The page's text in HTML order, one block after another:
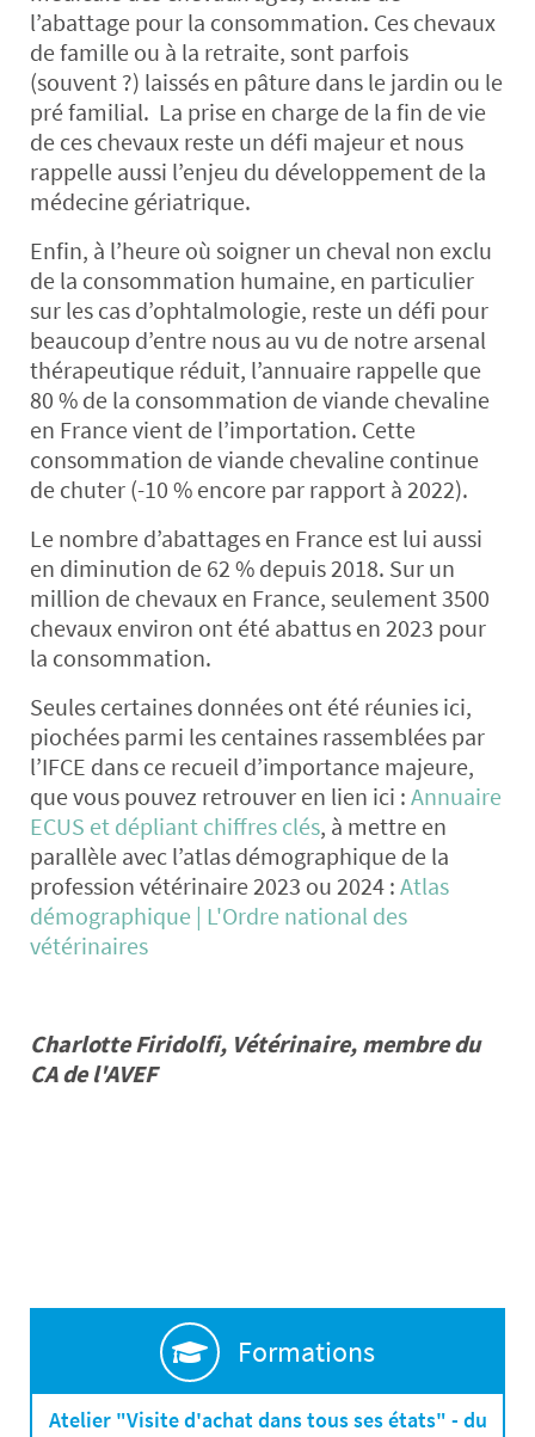
l’abattage pour la consommation. Ces chevaux
de famille ou à la retraite, sont parfois
(souvent ?) laissés en pâture dans le jardin ou le
pré familial. La prise en charge de la fin de vie
de ces chevaux reste un défi majeur et nous
rappelle aussi l’enjeu du développement de la
médecine gériatrique.
Enfin, à l’heure où soigner un cheval non exclu
de la consommation humaine, en particulier
sur les cas d’ophtalmologie, reste un défi pour
beaucoup d’entre nous au vu de notre arsenal
thérapeutique réduit, l’annuaire rappelle que
80 % de la consommation de viande chevaline
en France vient de l’importation. Cette
consommation de viande chevaline continue
de chuter (-10 % encore par rapport à 2022).
Le nombre d’abattages en France est lui aussi
en diminution de 62 % depuis 2018. Sur un
million de chevaux en France, seulement 3500
chevaux environ ont été abattus en 2023 pour
la consommation.
Seules certaines données ont été réunies ici,
piochées parmi les centaines rassemblées par
l’IFCE dans ce recueil d’importance majeure,
que vous pouvez retrouver en lien ici : Annuaire
ECUS et dépliant chiffres clés, à mettre en
parallèle avec l’atlas démographique de la
profession vétérinaire 2023 ou 2024 : Atlas
démographique | L'Ordre national des
vétérinaires
Charlotte Firidolfi, Vétérinaire, membre du
CA de l'AVEF
Formations
Atelier "Visite d'achat dans tous ses états" - du